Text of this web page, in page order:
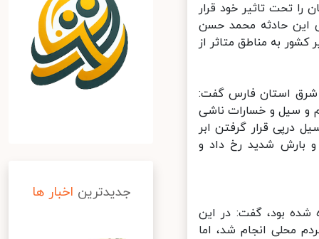
را تحت تاثیر خود قرار
حادثه محمد حسن
به مناطق متاثر از
استان فارس گفت:
و سیل و خسارات ناشی
درپی قرار گرفتن ابر
بارش شدید رخ داد و
بود، گفت: در این
محلی انجام شد، اما
جدیدترین اخبار ها